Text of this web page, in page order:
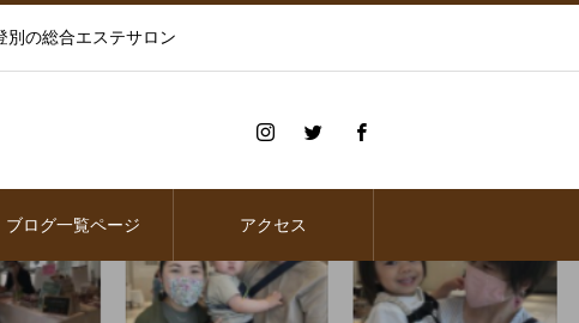
別の総合エステサロン
ブログ一覧ページ アクセス